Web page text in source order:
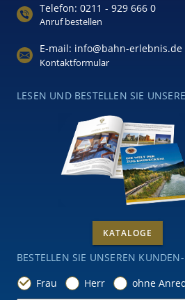
Telefon: 0211 - 929 666 0
Anruf bestellen
E-mail: info@bahn-erlebnis.de
Kontaktformular
LESEN UND BESTELLEN SIE
KATALOGE
BESTELLEN SIE UNSEREN
Frau
Herr ohne